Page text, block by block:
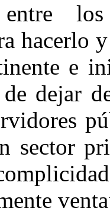
entre
hacerlo
e
dejar
sector